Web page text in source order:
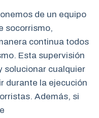
de un equipo
socorrismo,
continua todos
Esta supervisión
solucionar cualquier
durante la ejecución
Además, si